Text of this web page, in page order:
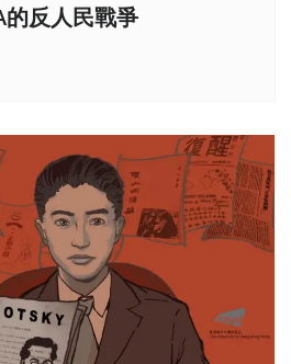
反人民戰爭